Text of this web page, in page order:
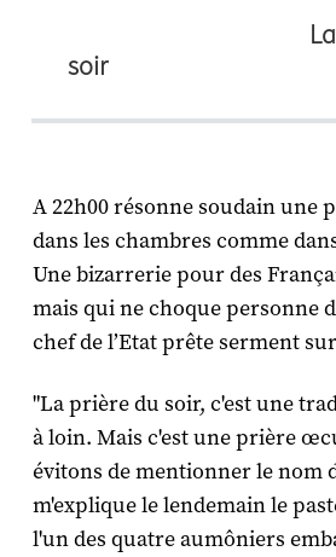
soir
A 22h00 résonne soudain une
dans les chambres comme
Une bizarrerie pour des
mais qui ne choque personne
chef de l’Etat prête serment
"La prière du soir, c'est une
à loin. Mais c'est une prière
évitons de mentionner le nom
m'explique le lendemain le
l'un des quatre aumôniers